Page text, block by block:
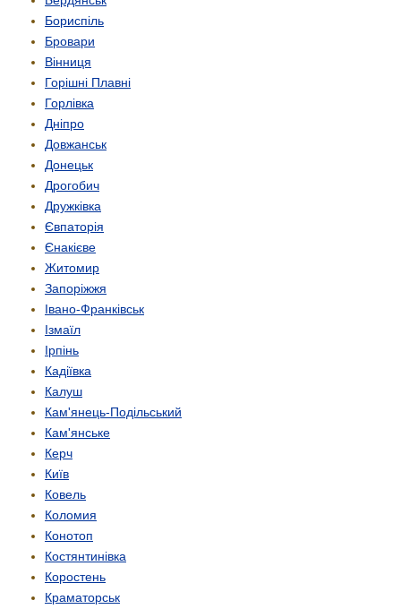
Бориспіль
Бровари
Вінниця
Горішні Плавні
Горлівка
Дніпро
Довжанськ
Донецьк
Дрогобич
Дружківка
Євпаторія
Єнакієве
Житомир
Запоріжжя
Івано-Франківськ
Ізмаїл
Ірпінь
Кадіївка
Калуш
Кам'янець-Подільський
Кам'янське
Керч
Київ
Ковель
Коломия
Конотоп
Костянтинівка
Коростень
Краматорськ